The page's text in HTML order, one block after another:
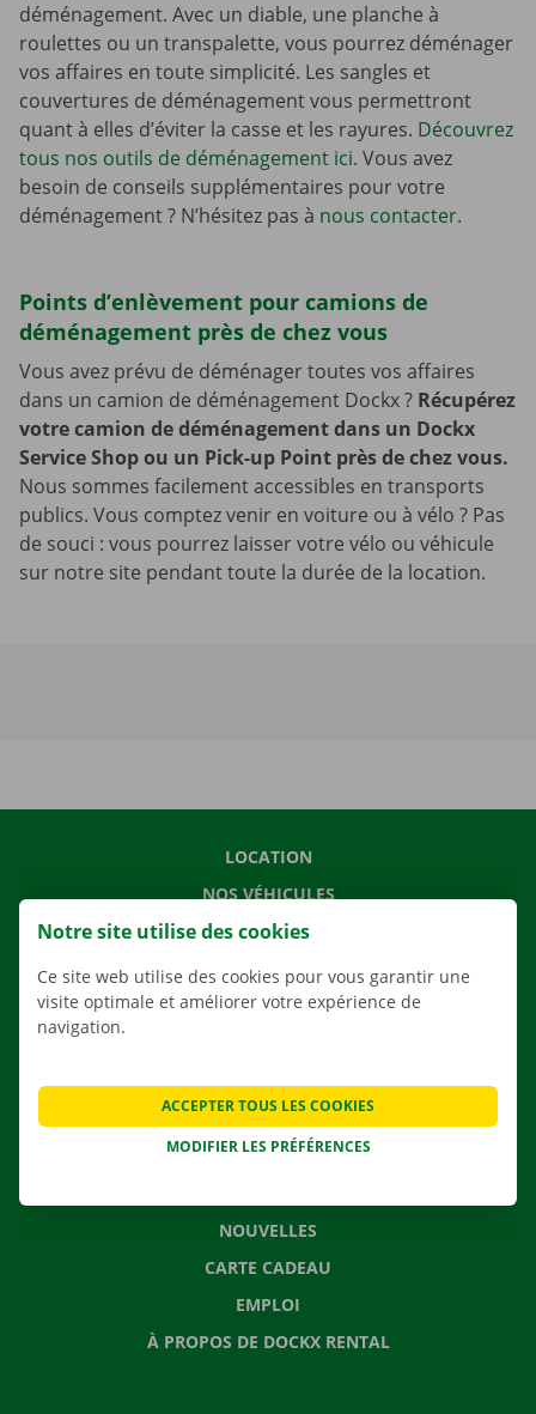
déménagement. Avec un diable, une planche à
roulettes ou un transpalette, vous pourrez déménager
vos affaires en toute simplicité. Les sangles et
couvertures de déménagement vous permettront
quant à elles d’éviter la casse et les rayures. Découvrez
tous nos outils de déménagement ici. Vous avez
besoin de conseils supplémentaires pour votre
déménagement ? N’hésitez pas à nous contacter.
Points d’enlèvement pour camions de
déménagement près de chez vous
Vous avez prévu de déménager toutes vos affaires
dans un camion de déménagement Dockx ? Récupérez
votre camion de déménagement dans un Dockx
Service Shop ou un Pick-up Point près de chez vous.
Nous sommes facilement accessibles en transports
publics. Vous comptez venir en voiture ou à vélo ? Pas
de souci : vous pourrez laisser votre vélo ou véhicule
sur notre site pendant toute la durée de la location.
LOCATION
NOS VÉHICULES
NOS SERVICES
AGENCES
APPLI
CONTACTEZ NOUS
NOUVELLES
CARTE CADEAU
EMPLOI
À PROPOS DE DOCKX RENTAL
Notre site utilise des cookies
Ce site web utilise des cookies pour vous garantir une
visite optimale et améliorer votre expérience de
navigation.
MODIFIER LES PRÉFÉRENCES
ACCEPTER TOUS LES COOKIES